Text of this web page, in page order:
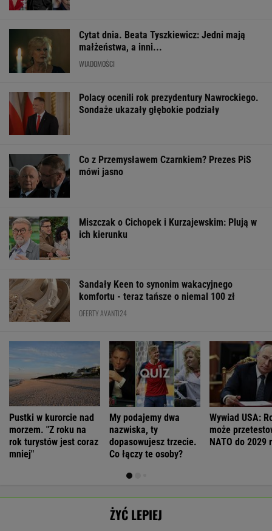
Cytat dnia. Beata Tyszkiewicz: Jedni mają
małżeństwa, a inni...
WIADOMOŚCI
Polacy ocenili rok prezydentury Nawrockiego.
Sondaże ukazały głębokie podziały
Co z Przemysławem Czarnkiem? Prezes PiS
mówi jasno
Miszczak o Cichopek i Kurzajewskim: Plują w
ich kierunku
Sandały Keen to synonim wakacyjnego
komfortu - teraz tańsze o niemal 100 zł
OFERTY AVANTI24
Pustki w kurorcie nad
morzem. "Z roku na
rok turystów jest coraz
mniej"
My podajemy dwa
nazwiska, ty
dopasowujesz trzecie.
Co łączy te osoby?
Wywiad USA:
może
NATO do 2029
ŻYĆ LEPIEJ